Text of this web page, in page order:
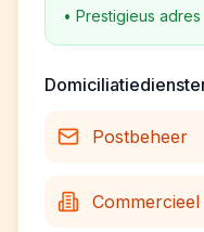
• Prestigieus adres
Postbeheer
Commercieel